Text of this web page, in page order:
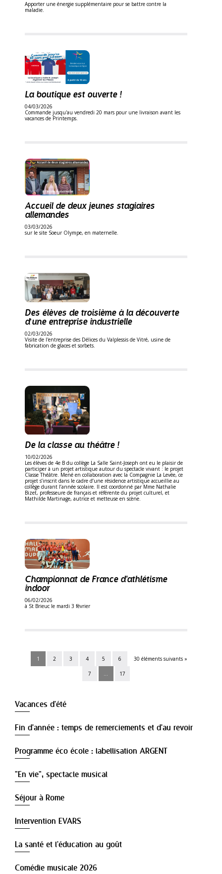
Apporter une énergie supplémentaire pour se battre contre la
maladie.
La boutique est ouverte !
04/03/2026
Commande jusqu'au vendredi 20 mars pour une livraison avant les
vacances de Printemps.
Accueil de deux jeunes stagiaires
allemandes
03/03/2026
sur le site Soeur Olympe, en maternelle.
Des élèves de troisième à la découverte
d’une entreprise industrielle
02/03/2026
Visite de l'entreprise des Délices du Valplessis de Vitré, usine de
fabrication de glaces et sorbets.
De la classe au théâtre !
10/02/2026
Les élèves de 4e B du collège La Salle Saint-Joseph ont eu le plaisir de
participer à un projet artistique autour du spectacle vivant : le projet
Classe Théâtre. Mené en collaboration avec la Compagnie La Levée, ce
projet s’inscrit dans le cadre d’une résidence artistique accueillie au
collège durant l’année scolaire. Il est coordonné par Mme Nathalie
Bizet, professeure de français et référente du projet culturel, et
Mathilde Martinage, autrice et metteuse en scène.
Championnat de France d'athlétisme
indoor
06/02/2026
à St Brieuc le mardi 3 février
30 éléments suivants »
1 2 3 4 5 6
7 ... 17
Vacances d'été
Fin d'année : temps de remerciements et d'au revoir
Programme éco école : labellisation ARGENT
"En vie", spectacle musical
Séjour à Rome
Intervention EVARS
La santé et l'éducation au goût
Comédie musicale 2026